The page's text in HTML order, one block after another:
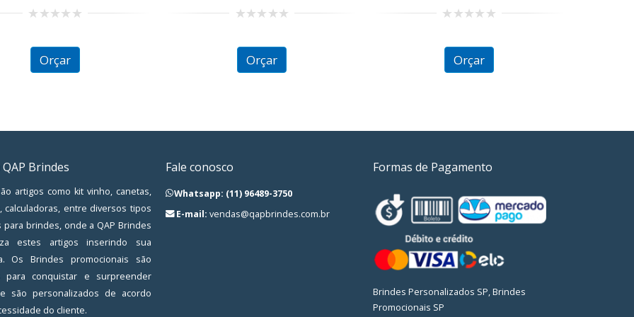
of
Orçar
of
Orçar
of
Orçar
Brindes
artigos como kit vinho, canetas,
calculadoras, entre diversos tipos
para brindes, onde a QAP Brindes
estes artigos inserindo sua
Os Brindes promocionais são
para conquistar e surpreender
são personalizados de acordo
do cliente.
Fale conosco
Whatsapp: (11) 96489-3750
E-mail: vendas@qapbrindes.com.br
Formas de Pagamento
Brindes Personalizados SP, Brindes
Promocionais SP